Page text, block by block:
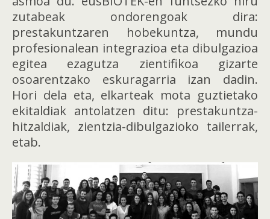
zutabeak ondorengoak dira:
prestakuntzaren hobekuntza, mundu
profesionalean integrazioa eta dibulgazioa
egitea ezagutza zientifikoa gizarte
osoarentzako eskuragarria izan dadin.
Hori dela eta, elkarteak mota guztietako
ekitaldiak antolatzen ditu: prestakuntza-
hitzaldiak, zientzia-dibulgazioko tailerrak,
etab.